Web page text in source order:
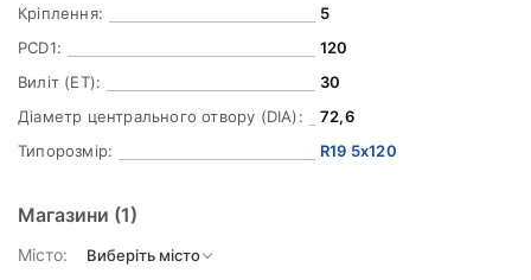
Кріплення:
5
PCD1:
120
Виліт (ET):
30
Діаметр центрального отвору (DIA):
72,6
Типорозмір:
R19 5x120
Магазини (1)
Місто: